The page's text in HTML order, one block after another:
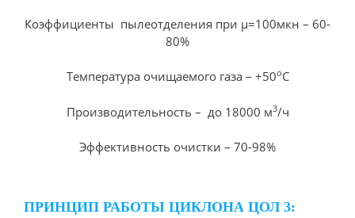
Коэффициенты пылеотделения при μ=100мкн – 60-
80%
Температура очищаемого газа – +50оС
Производительность – до 18000 м3/ч
Эффективность очистки – 70-98%
ПРИНЦИП РАБОТЫ ЦИКЛОНА ЦОЛ 3: